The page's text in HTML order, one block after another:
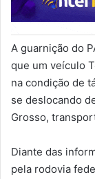
A guarnição do
que um veículo
na condição de
se deslocando
Grosso,
Diante das
pela rodovia